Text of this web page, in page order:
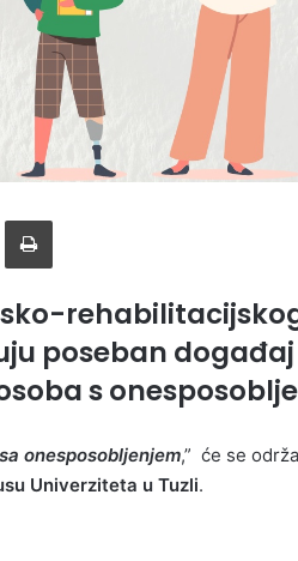
poseban
s
onesposobljenjem,” će se
Univerziteta u Tuzli.